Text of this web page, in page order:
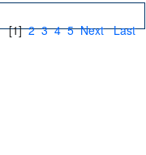
[1] 2 3 4 5 Next Last